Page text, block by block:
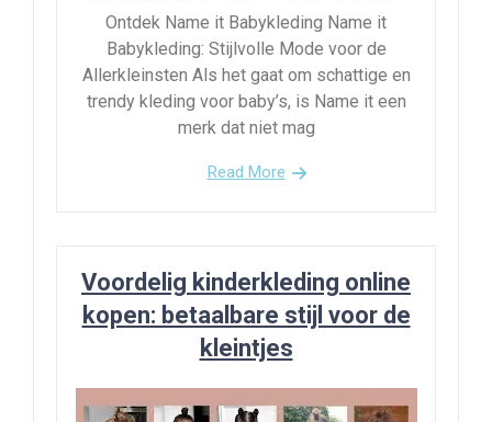
Ontdek Name it Babykleding Name it
Babykleding: Stijlvolle Mode voor de
Allerkleinsten Als het gaat om schattige en
trendy kleding voor baby’s, is Name it een
merk dat niet mag
Read More
Voordelig kinderkleding online
kopen: betaalbare stijl voor de
kleintjes